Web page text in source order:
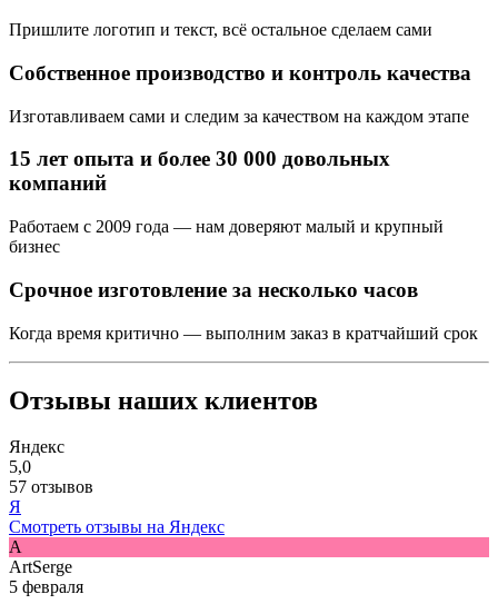
Пришлите логотип и текст, всё остальное сделаем сами
Собственное производство и контроль качества
Изготавливаем сами и следим за качеством на каждом этапе
15 лет опыта и более 30 000 довольных
компаний
Работаем с 2009 года — нам доверяют малый и крупный
бизнес
Срочное изготовление за несколько часов
Когда время критично — выполним заказ в кратчайший срок
Отзывы наших клиентов
Яндекс
5,0
57 отзывов
Я
Смотреть отзывы на Яндекс
A
ArtSerge
5 февраля